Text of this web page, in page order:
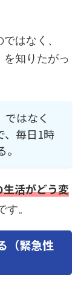
はなく、
を知りたがっ
ではなく
、毎日1時
活がどう変
す。
（緊急性